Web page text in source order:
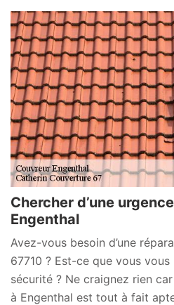
Chercher d’une
Engenthal
Avez-vous besoin d’une
67710 ? Est-ce que vous
sécurité ? Ne craignez rien
à Engenthal est tout à fait